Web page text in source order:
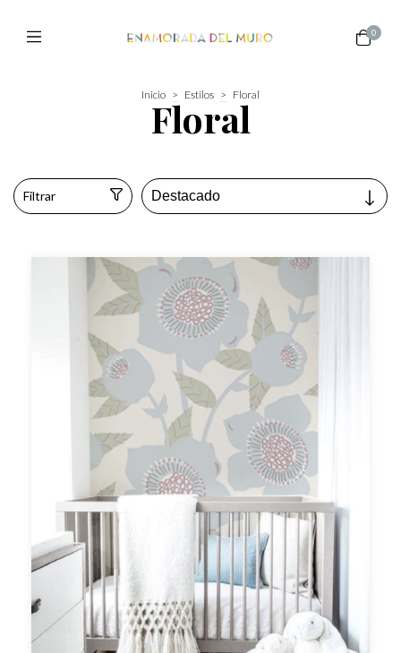
0
Inicio > Estilos > Floral
Floral
Filtrar